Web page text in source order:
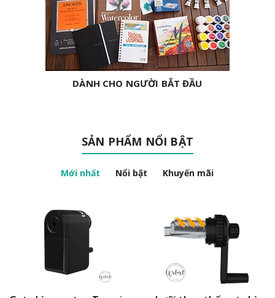
DÀNH CHO NGƯỜI BẮT ĐẦU
SẢN PHẨM NỔI BẬT
Mới nhất Nổi bật Khuyến mãi